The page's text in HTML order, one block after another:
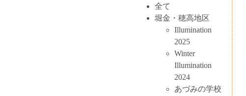
全て
堀金・穂高地区
Illumination
2025
Winter
Illumination
2024
あづみの学校